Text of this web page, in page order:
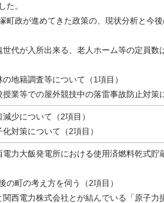
た。
政が進めてきた政策の、現状分析と今後
世代が入所出来る、老人ホーム等の定員数
地籍調査等について（1項目）
授業等での屋外競技中の落雷事故防止対策
減少について（2項目）
化対策について（2項目）
電力大飯発電所における使用済燃料乾式貯
町の考え方を伺う（2項目）
関西電力株式会社とが結んでいる「原子力